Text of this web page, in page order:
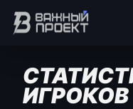
ИГРОКОВ